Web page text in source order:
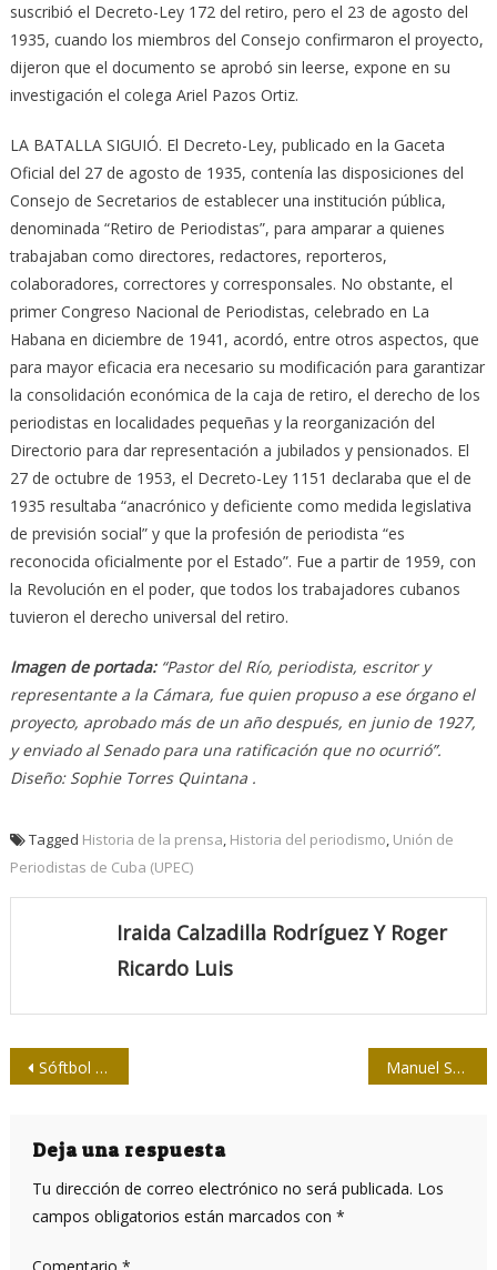
suscribió el Decreto-Ley 172 del retiro, pero el 23 de agosto del
1935, cuando los miembros del Consejo confirmaron el proyecto,
dijeron que el documento se aprobó sin leerse, expone en su
investigación el colega Ariel Pazos Ortiz.
LA BATALLA SIGUIÓ. El Decreto-Ley, publicado en la Gaceta
Oficial del 27 de agosto de 1935, contenía las disposiciones del
Consejo de Secretarios de establecer una institución pública,
denominada “Retiro de Periodistas”, para amparar a quienes
trabajaban como directores, redactores, reporteros,
colaboradores, correctores y corresponsales. No obstante, el
primer Congreso Nacional de Periodistas, celebrado en La
Habana en diciembre de 1941, acordó, entre otros aspectos, que
para mayor eficacia era necesario su modificación para garantizar
la consolidación económica de la caja de retiro, el derecho de los
periodistas en localidades pequeñas y la reorganización del
Directorio para dar representación a jubilados y pensionados. El
27 de octubre de 1953, el Decreto-Ley 1151 declaraba que el de
1935 resultaba “anacrónico y deficiente como medida legislativa
de previsión social” y que la profesión de periodista “es
reconocida oficialmente por el Estado”. Fue a partir de 1959, con
la Revolución en el poder, que todos los trabajadores cubanos
tuvieron el derecho universal del retiro.
Imagen de portada:“Pastor del Río, periodista, escritor y
representante a la Cámara, fue quien propuso a ese órgano el
proyecto, aprobado más de un año después, en junio de 1927,
y enviado al Senado para una ratificación que no ocurrió”.
Diseño: Sophie Torres Quintana .
Tagged Historia de la prensa, Historia del periodismo, Unión de
Periodistas de Cuba (UPEC)
Iraida Calzadilla Rodríguez Y Roger
Ricardo Luis
Navegación
entradas
Sóftbol de la Prensa: dos hermanos en trincheras opuestas Manuel Sanguily Garrite
Deja una respuesta
Tu dirección de correo electrónico no será publicada. Los
campos obligatorios están marcados con *